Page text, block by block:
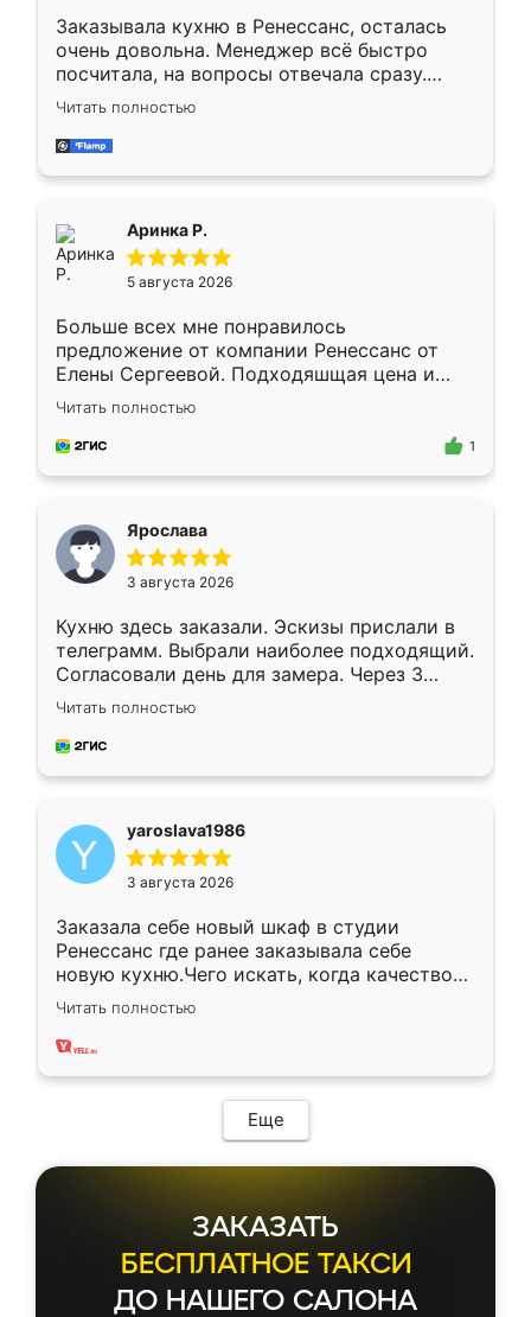
Заказывала кухню в Ренессанс, осталась
очень довольна. Менеджер всё быстро
посчитала, на вопросы отвечала сразу.
Замерщик приехал в субботу, подошёл к
делу со всей ответственностью. Собрали
за день, ребята работали аккуратно, даже
Читать полностью
Аринка Р.
5 августа 2026
Больше всех мне понравилось
предложение от компании Ренессанс от
Елены Сергеевой. Подходяшщая цена и
короткие сроки изготовления. Приехавший
для замера сотрудник Владислав
предложил по моему эскизу самый
Читать полностью
1
Ярослава
3 августа 2026
Кухню здесь заказали. Эскизы прислали в
телеграмм. Выбрали наиболее подходящий.
Согласовали день для замера. Через 3
недели кухня была уже готова. Остались
довольны работой. Спасибо Ренессанс
мебель за качественную работу!
Читать полностью
yaroslava1986
3 августа 2026
Заказала себе новый шкаф в студии
Ренессанс где ранее заказывала себе
новую кухню.Чего искать, когда качеством
вполне довольна. Служит кухня уже почти
два года, нареканий нет.
Читать полностью
Еще
ЗАКАЗАТЬ
БЕСПЛАТНОЕ ТАКСИ
ДО НАШЕГО САЛОНА